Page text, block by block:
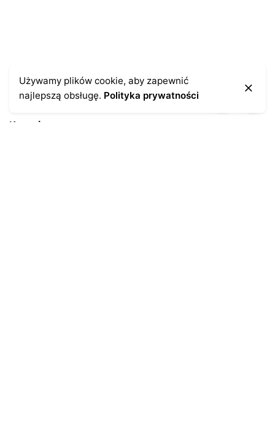
Kontakt
Używamy plików cookie, aby zapewnić
najlepszą obsługę. Polityka prywatności